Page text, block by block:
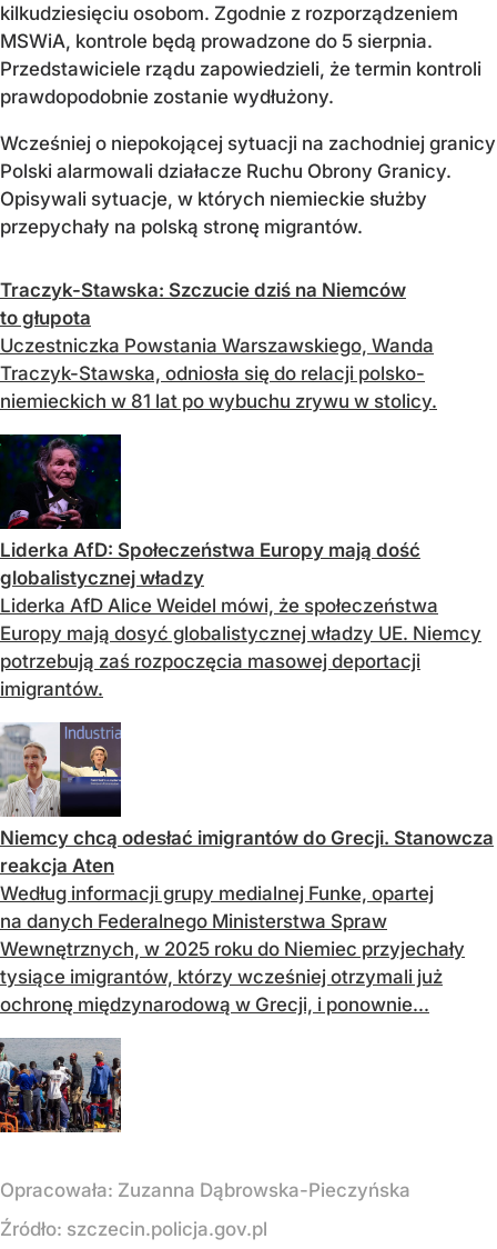
kilkudziesięciu osobom. Zgodnie z rozporządzeniem
MSWiA, kontrole będą prowadzone do 5 sierpnia.
Przedstawiciele rządu zapowiedzieli, że termin kontroli
prawdopodobnie zostanie wydłużony.
Wcześniej o niepokojącej sytuacji na zachodniej granicy
Polski alarmowali działacze Ruchu Obrony Granicy.
Opisywali sytuacje, w których niemieckie służby
przepychały na polską stronę migrantów.
Traczyk-Stawska: Szczucie dziś na Niemców
to głupota
Uczestniczka Powstania Warszawskiego, Wanda
Traczyk-Stawska, odniosła się do relacji polsko-
niemieckich w 81 lat po wybuchu zrywu w stolicy.
Liderka AfD: Społeczeństwa Europy mają dość
globalistycznej władzy
Liderka AfD Alice Weidel mówi, że społeczeństwa
Europy mają dosyć globalistycznej władzy UE. Niemcy
potrzebują zaś rozpoczęcia masowej deportacji
imigrantów.
Niemcy chcą odesłać imigrantów do Grecji. Stanowcza
reakcja Aten
Według informacji grupy medialnej Funke, opartej
na danych Federalnego Ministerstwa Spraw
Wewnętrznych, w 2025 roku do Niemiec przyjechały
tysiące imigrantów, którzy wcześniej otrzymali już
ochronę międzynarodową w Grecji, i ponownie...
Opracowała: Zuzanna Dąbrowska-Pieczyńska
Źródło: szczecin.policja.gov.pl